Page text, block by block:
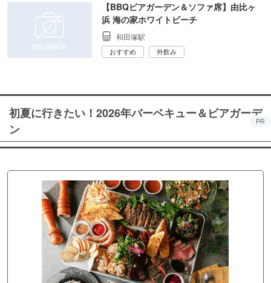
【BBQビアガーデン＆ソファ席】由比ヶ
浜 海の家ホワイトビーチ
和田塚駅
おすすめ 外飲み
初夏に行きたい！2026年バーベキュー＆ビアガーデ
ン
PR